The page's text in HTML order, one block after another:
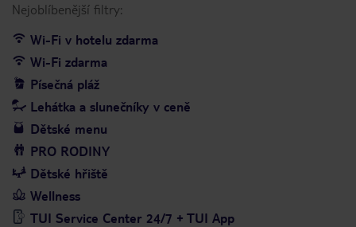
Nejoblíbenější filtry:
Wi-Fi v hotelu zdarma
Wi-Fi zdarma
Písečná pláž
Lehátka a slunečníky v ceně
Dětské menu
PRO RODINY
Dětské hřiště
Wellness
TUI Service Center 24/7 + TUI App